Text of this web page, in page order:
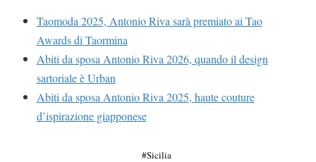
Taomoda 2025, Antonio Riva sarà premiato ai Tao
Awards di Taormina
Abiti da sposa Antonio Riva 2026, quando il design
sartoriale è Urban
Abiti da sposa Antonio Riva 2025, haute couture
d’ispirazione giapponese
Sicilia